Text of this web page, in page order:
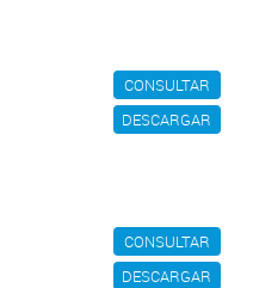
CONSULTAR
DESCARGAR
CONSULTAR
DESCARGAR